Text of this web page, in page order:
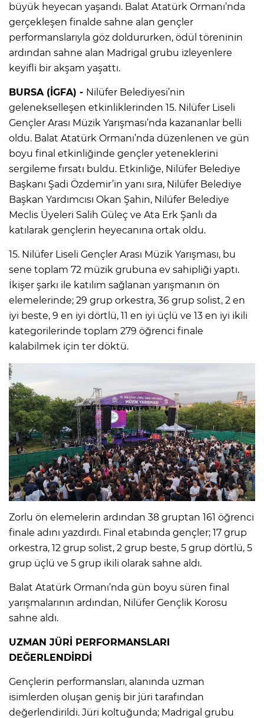
büyük heyecan yaşandı. Balat Atatürk Ormanı’nda
gerçekleşen finalde sahne alan gençler
performanslarıyla göz doldururken, ödül töreninin
ardından sahne alan Madrigal grubu izleyenlere
keyifli bir akşam yaşattı.
BURSA (İGFA) - Nilüfer Belediyesi’nin
gelenekselleşen etkinliklerinden 15. Nilüfer Liseli
Gençler Arası Müzik Yarışması’nda kazananlar belli
oldu. Balat Atatürk Ormanı’nda düzenlenen ve gün
boyu final etkinliğinde gençler yeteneklerini
sergileme fırsatı buldu. Etkinliğe, Nilüfer Belediye
Başkanı Şadi Özdemir’in yanı sıra, Nilüfer Belediye
Başkan Yardımcısı Okan Şahin, Nilüfer Belediye
Meclis Üyeleri Salih Güleç ve Ata Erk Şanlı da
katılarak gençlerin heyecanına ortak oldu.
15. Nilüfer Liseli Gençler Arası Müzik Yarışması, bu
sene toplam 72 müzik grubuna ev sahipliği yaptı.
İkişer şarkı ile katılım sağlanan yarışmanın ön
elemelerinde; 29 grup orkestra, 36 grup solist, 2 en
iyi beste, 9 en iyi dörtlü, 11 en iyi üçlü ve 13 en iyi ikili
kategorilerinde toplam 279 öğrenci finale
kalabilmek için ter döktü.
Zorlu ön elemelerin ardından 38 gruptan 161 öğrenci
finale adını yazdırdı. Final etabında gençler; 17 grup
orkestra, 12 grup solist, 2 grup beste, 5 grup dörtlü, 5
grup üçlü ve 5 grup ikili olarak sahne aldı.
Balat Atatürk Ormanı’nda gün boyu süren final
yarışmalarının ardından, Nilüfer Gençlik Korosu
sahne aldı.
UZMAN JÜRİ PERFORMANSLARI
DEĞERLENDİRDİ
Gençlerin performansları, alanında uzman
isimlerden oluşan geniş bir jüri tarafından
değerlendirildi. Jüri koltuğunda; Madrigal grubu